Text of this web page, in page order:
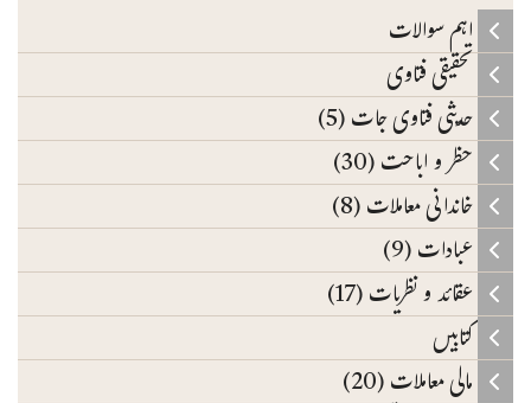
اہم سوالات
تحقیقی فتاوی
حدیثی فتاوی جات (5)
حظر و اباحت (30)
خاندانی معاملات (8)
عبادات (9)
عقائد و نظریات (17)
کتابیں
مالی معاملات (20)